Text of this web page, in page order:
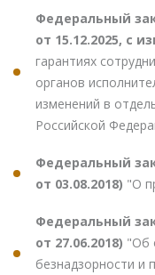
Федеральный
от 15.12.2025, с
гарантиях
органов
изменений в
Российской
Федеральный
от 03.08.2018) "О
Федеральный
от 27.06.2018) "Об
безнадзорности и